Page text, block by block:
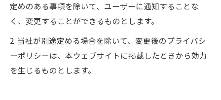
定めのある事項を除いて、ユーザーに通知することな
く、変更することができるものとします。
2. 当社が別途定める場合を除いて、変更後のプライバシ
ーポリシーは、本ウェブサイトに掲載したときから効力
を生じるものとします。